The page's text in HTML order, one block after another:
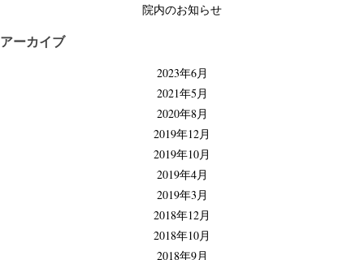
院内のお知らせ
アーカイブ
2023年6月
2021年5月
2020年8月
2019年12月
2019年10月
2019年4月
2019年3月
2018年12月
2018年10月
2018年9月